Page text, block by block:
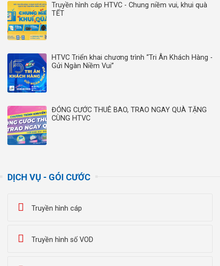
Truyền hình cáp HTVC - Chung niềm vui, khui quà
TẾT
HTVC Triển khai chương trình “Tri Ân Khách Hàng -
Gửi Ngàn Niềm Vui”
ĐÓNG CƯỚC THUÊ BAO, TRAO NGAY QUÀ TẶNG
CÙNG HTVC
DỊCH VỤ - GÓI CƯỚC
Truyền hình cáp
Truyền hình số VOD